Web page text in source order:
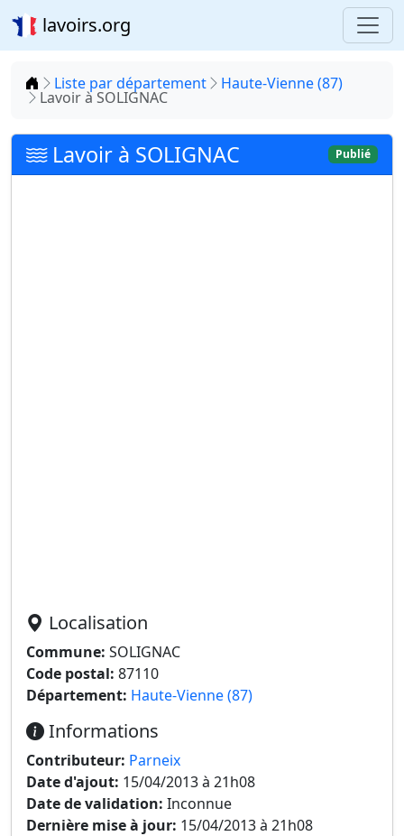
lavoirs.org
Accueil
Liste par département Haute-Vienne (87)
Lavoir à SOLIGNAC
Lavoir à SOLIGNAC Publié
Localisation
Commune: SOLIGNAC
Code postal: 87110
Département: Haute-Vienne (87)
Informations
Contributeur: Parneix
Date d'ajout: 15/04/2013 à 21h08
Date de validation: Inconnue
Dernière mise à jour: 15/04/2013 à 21h08